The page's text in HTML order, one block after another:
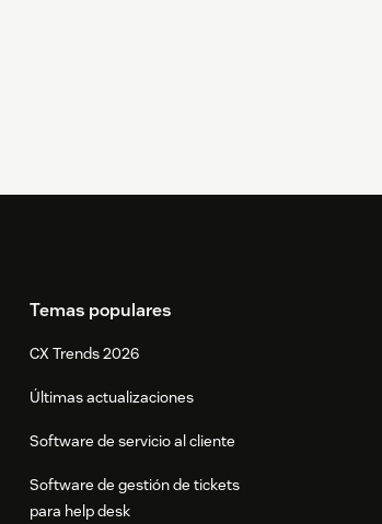
Temas populares
CX Trends 2026
Últimas actualizaciones
Software de servicio al cliente
Software de gestión de tickets
para help desk